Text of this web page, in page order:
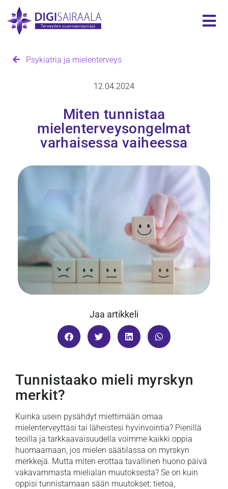
Psykiatria ja mielenterveys
12.04.2024
Miten tunnistaa
mielenterveysongelmat
varhaisessa vaiheessa
Jaa artikkeli
Tunnistaako mieli myrskyn
merkit?
Kuinka usein pysähdyt miettimään omaa
mielenterveyttäsi tai läheistesi hyvinvointia? Pienillä
teoilla ja tarkkaavaisuudella voimme kaikki oppia
huomaamaan, jos mielen säätilassa on myrskyn
merkkejä. Mutta miten erottaa tavallinen huono päivä
vakavammasta mielialan muutoksesta? Se on kuin
oppisi tunnistamaan sään muutokset: tietoa,